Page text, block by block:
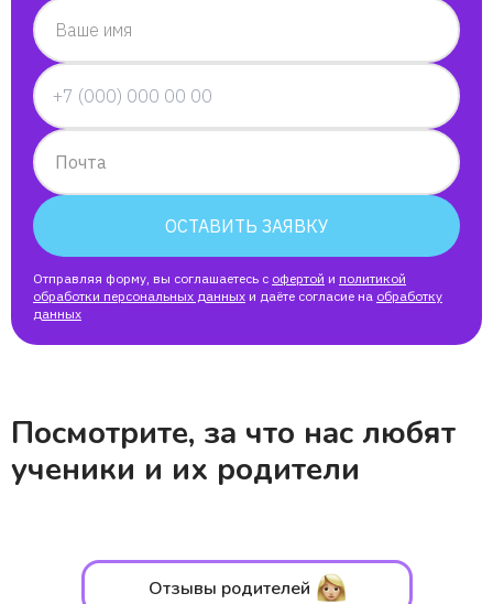
Ваше имя
Почта
ОСТАВИТЬ ЗАЯВКУ
Отправляя форму, вы соглашаетесь с офертой и политикой
обработки персональных данных и даёте согласие на обработку
данных
Посмотрите, за что нас любят
ученики и их родители